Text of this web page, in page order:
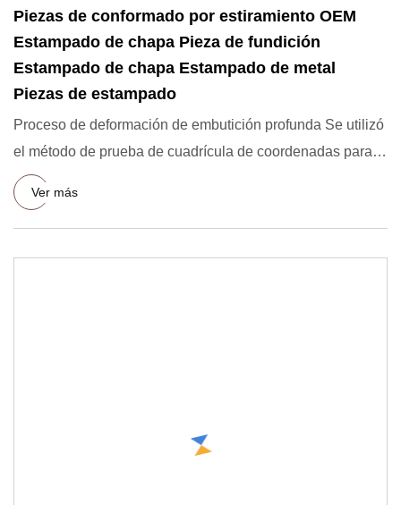
Piezas de conformado por estiramiento OEM
Estampado de chapa Pieza de fundición
Estampado de chapa Estampado de metal
Piezas de estampado
Proceso de deformación de embutición profunda Se utilizó
el método de prueba de cuadrícula de coordenadas para
analizar
Ver más